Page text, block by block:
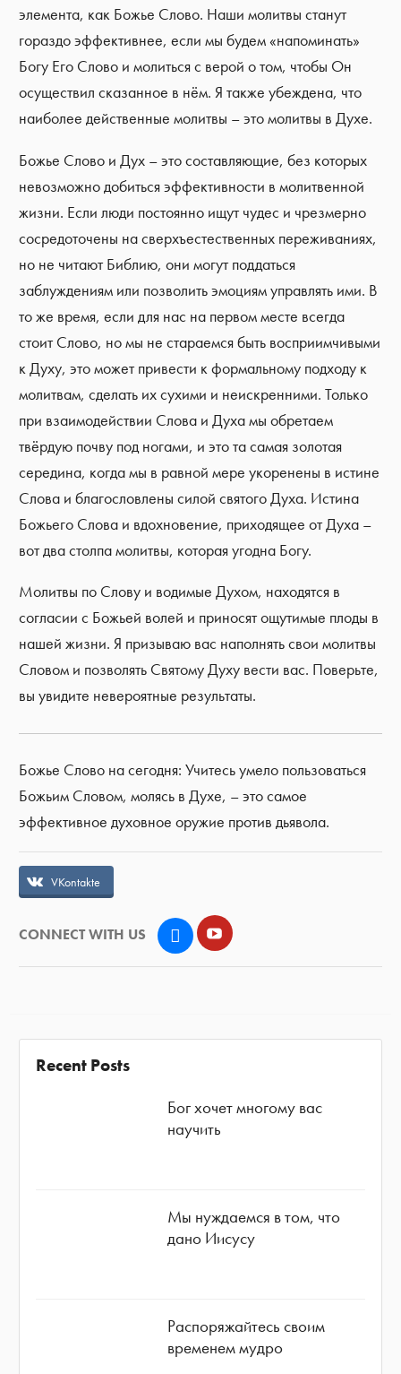
элемента, как Божье Слово. Наши молитвы станут
гораздо эффективнее, если мы будем «напоминать»
Богу Его Слово и молиться с верой о том, чтобы Он
осуществил сказанное в нём. Я также убеждена, что
наиболее действенные молитвы – это молитвы в Духе.
Божье Слово и Дух – это составляющие, без которых
невозможно добиться эффективности в молитвенной
жизни. Если люди постоянно ищут чудес и чрезмерно
сосредоточены на сверхъестественных переживаниях,
но не читают Библию, они могут поддаться
заблуждениям или позволить эмоциям управлять ими. В
то же время, если для нас на первом месте всегда
стоит Слово, но мы не стараемся быть восприимчивыми
к Духу, это может привести к формальному подходу к
молитвам, сделать их сухими и неискренними. Только
при взаимодействии Слова и Духа мы обретаем
твёрдую почву под ногами, и это та самая золотая
середина, когда мы в равной мере укоренены в истине
Слова и благословлены силой святого Духа. Истина
Божьего Слова и вдохновение, приходящее от Духа –
вот два столпа молитвы, которая угодна Богу.
Молитвы по Слову и водимые Духом, находятся в
согласии с Божьей волей и приносят ощутимые плоды в
нашей жизни. Я призываю вас наполнять свои молитвы
Словом и позволять Святому Духу вести вас. Поверьте,
вы увидите невероятные результаты.
Божье Слово на сегодня: Учитесь умело пользоваться
Божьим Словом, молясь в Духе, – это самое
эффективное духовное оружие против дьявола.
VKontakte
CONNECT WITH US VK YouTube
Recent Posts
Бог хочет многому вас
научить
Мы нуждаемся в том, что
дано Иисусу
Распоряжайтесь своим
временем мудро